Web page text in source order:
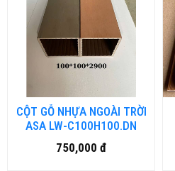
CỘT GỖ NHỰA NGOÀI TRỜI
ASA LW-C100H100.DN
750,000 đ